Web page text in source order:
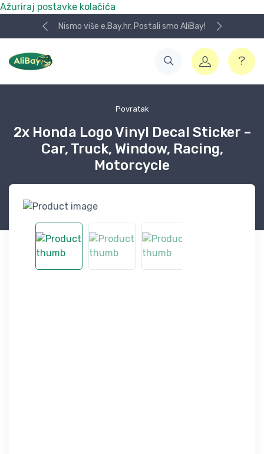
Ažuriraj postavke kolačića
Nismo više e.Bay.hr. Postali smo AliBay!
Povratak
2x Honda Logo Vinyl Decal Sticker –
Car, Truck, Window, Racing,
Motorcycle